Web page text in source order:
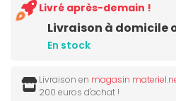
Livraison à domicile
En stock
Livré après-demain !
Livraison en magasin
200 euros d'achat !